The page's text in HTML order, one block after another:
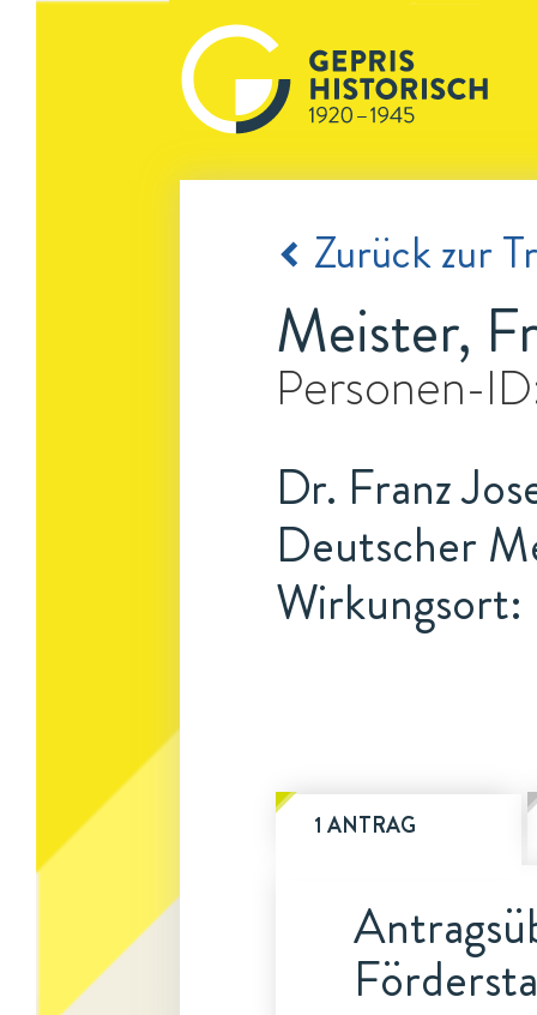
Zurück zur
Meister,
Personen-
Dr. Franz
Deutscher
1 ANTRAG